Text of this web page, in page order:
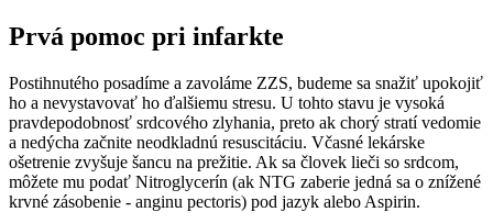
Prvá pomoc pri infarkte
Postihnutého posadíme a zavoláme ZZS, budeme sa snažiť upokojiť
ho a nevystavovať ho ďalšiemu stresu. U tohto stavu je vysoká
pravdepodobnosť srdcového zlyhania, preto ak chorý stratí vedomie
a nedýcha začnite neodkladnú resuscitáciu. Včasné lekárske
ošetrenie zvyšuje šancu na prežitie. Ak sa človek lieči so srdcom,
môžete mu podať Nitroglycerín (ak NTG zaberie jedná sa o znížené
krvné zásobenie - anginu pectoris) pod jazyk alebo Aspirin.